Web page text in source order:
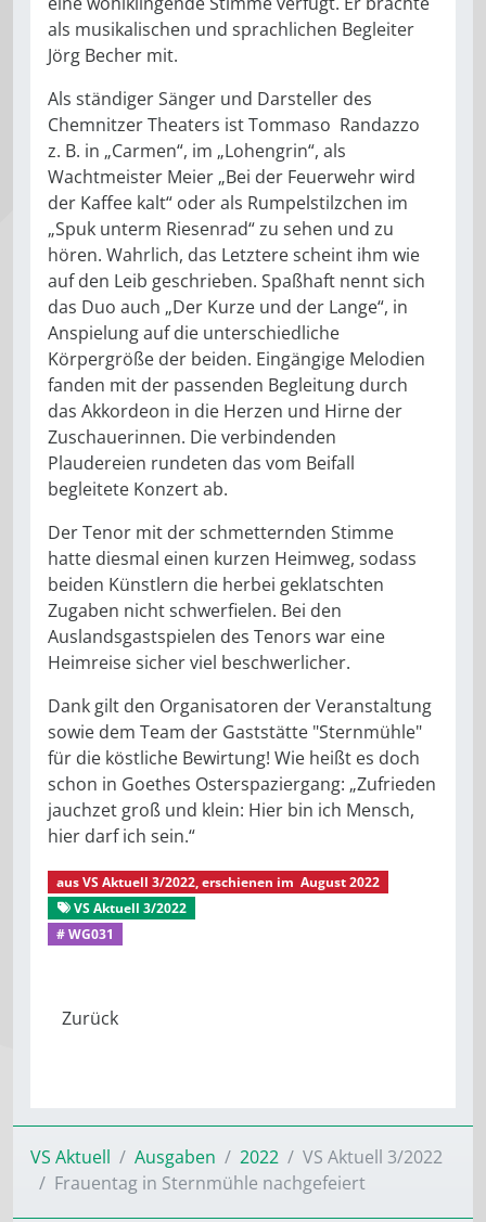
als musikalischen und sprachlichen Begleiter
Jörg Becher mit.
Als ständiger Sänger und Darsteller des
Chemnitzer Theaters ist Tommaso Randazzo
z. B. in „Carmen“, im „Lohengrin“, als
Wachtmeister Meier „Bei der Feuerwehr wird
der Kaffee kalt“ oder als Rumpelstilzchen im
„Spuk unterm Riesenrad“ zu sehen und zu
hören. Wahrlich, das Letztere scheint ihm wie
auf den Leib geschrieben. Spaßhaft nennt sich
das Duo auch „Der Kurze und der Lange“, in
Anspielung auf die unterschiedliche
Körpergröße der beiden. Eingängige Melodien
fanden mit der passenden Begleitung durch
das Akkordeon in die Herzen und Hirne der
Zuschauerinnen. Die verbindenden
Plaudereien rundeten das vom Beifall
begleitete Konzert ab.
Der Tenor mit der schmetternden Stimme
hatte diesmal einen kurzen Heimweg, sodass
beiden Künstlern die herbei geklatschten
Zugaben nicht schwerfielen. Bei den
Auslandsgastspielen des Tenors war eine
Heimreise sicher viel beschwerlicher.
Dank gilt den Organisatoren der Veranstaltung
sowie dem Team der Gaststätte "Sternmühle"
für die köstliche Bewirtung! Wie heißt es doch
schon in Goethes Osterspaziergang: „Zufrieden
jauchzet groß und klein: Hier bin ich Mensch,
hier darf ich sein.“
ausVS Aktuell 3/2022, erschienen im August 2022
VS Aktuell 3/2022
# WG031
VS Aktuell Ausgaben 2022
VS Aktuell 3/2022
Frauentag in Sternmühle nachgefeiert